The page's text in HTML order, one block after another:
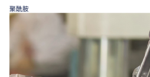
聚酰胺